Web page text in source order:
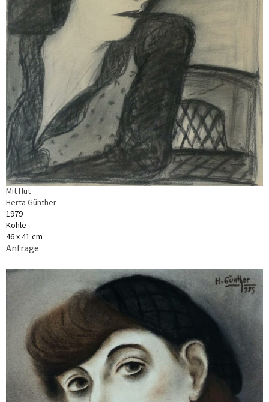
Mit Hut
Herta Günther
1979
Kohle
46 x 41 cm
Anfrage